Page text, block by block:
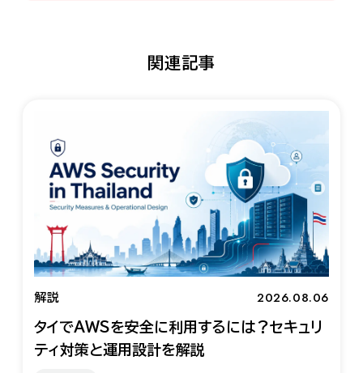
関連記事
解説 2026.08.06
タイでAWSを安全に利用するには？セキュリ
ティ対策と運用設計を解説